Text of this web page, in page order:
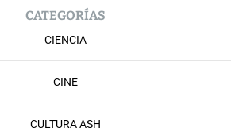
CATEGORÍAS
CIENCIA
CINE
CULTURA ASH